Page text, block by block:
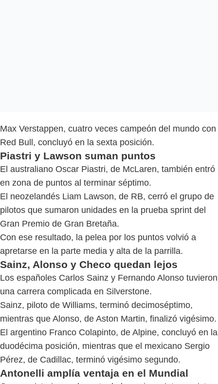
Max Verstappen, cuatro veces campeón del mundo con
Red Bull, concluyó en la sexta posición.
Piastri y Lawson suman puntos
El australiano Oscar Piastri, de McLaren, también entró
en zona de puntos al terminar séptimo.
El neozelandés Liam Lawson, de RB, cerró el grupo de
pilotos que sumaron unidades en la prueba sprint del
Gran Premio de Gran Bretaña.
Con ese resultado, la pelea por los puntos volvió a
apretarse en la parte media y alta de la parrilla.
Sainz, Alonso y Checo quedan lejos
Los españoles Carlos Sainz y Fernando Alonso tuvieron
una carrera complicada en Silverstone.
Sainz, piloto de Williams, terminó decimoséptimo,
mientras que Alonso, de Aston Martin, finalizó vigésimo.
El argentino Franco Colapinto, de Alpine, concluyó en la
duodécima posición, mientras que el mexicano Sergio
Pérez, de Cadillac, terminó vigésimo segundo.
Antonelli amplía ventaja en el Mundial